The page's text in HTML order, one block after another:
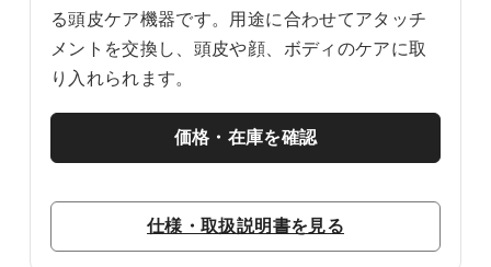
る頭皮ケア機器です。用途に合わせてアタッチ
メントを交換し、頭皮や顔、ボディのケアに取
り入れられます。
価格・在庫を確認
仕様・取扱説明書を見る